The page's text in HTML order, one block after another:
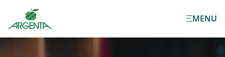
Ga naar de
hoofdinhoud
MENU